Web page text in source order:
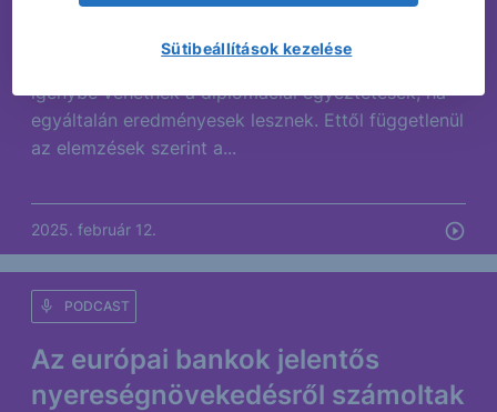
Az orosz-ukrán háború lezárásában elkezdtek
igénybe vehetnek a diplomáciai egyeztetések, ha
egyáltalán eredményesek lesznek. Ettől függetlenül
az elemzések szerint a...
2025. február 12.
Az európai bankok jelentős
nyereségnövekedésről számoltak
PODCAST
Sütibeállítások kezelése